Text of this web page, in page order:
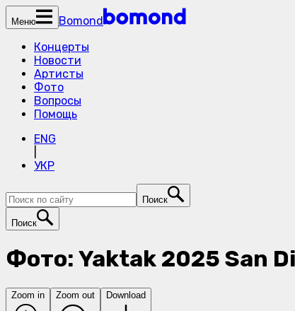
Меню
Bomond
Концерты
Новости
Артисты
Фото
Вопросы
Помощь
ENG
УКР
Поиск
Поиск
Фото: Yaktak 2025 San
Zoom in Zoom out Download